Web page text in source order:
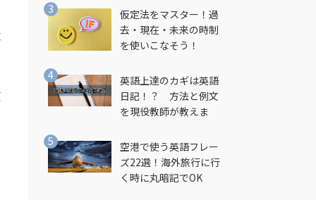
仮定法をマスター！過
去・現在・未来の時制
を使いこなそう！
英語上達のカギは英語
日記！？ 方法と例文
を現役教師が教えま
空港で使う英語フレー
ズ22選！海外旅行に行
く時に丸暗記でOK